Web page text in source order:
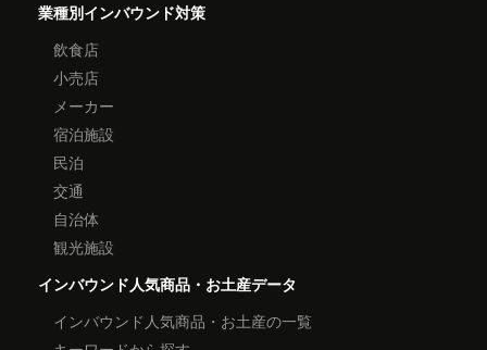
業種別インバウンド対策
飲食店
小売店
メーカー
宿泊施設
民泊
交通
自治体
観光施設
インバウンド人気商品・お土産データ
インバウンド人気商品・お土産の一覧